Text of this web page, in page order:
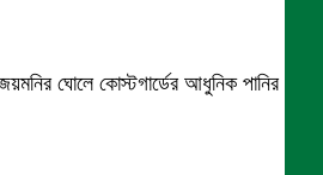
ঘোলে কোস্টগার্ডের আধুনিক পানির